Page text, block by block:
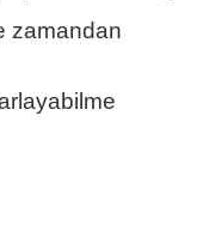
zamandan